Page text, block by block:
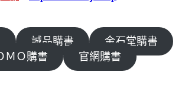
誠品購書
金石堂購書
ＭＯ購書
官網購書